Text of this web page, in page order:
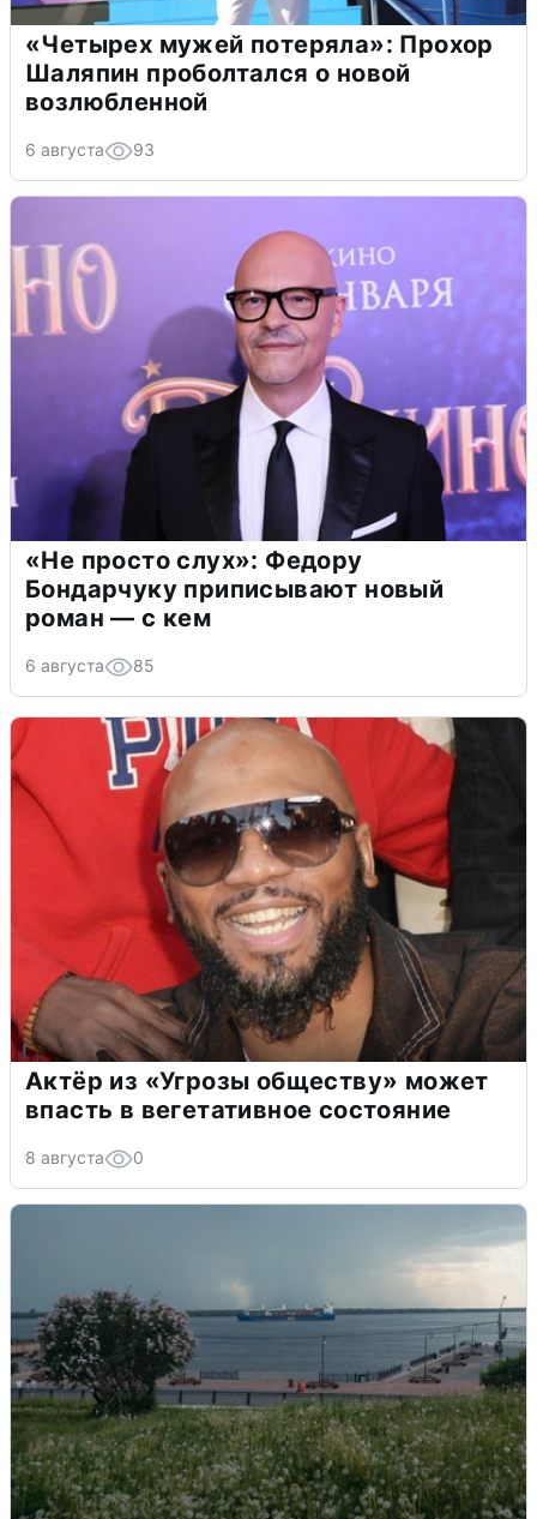
«Четырех мужей потеряла»: Прохор
Шаляпин проболтался о новой
возлюбленной
6 августа 93
«Не просто слух»: Федору
Бондарчуку приписывают новый
роман — с кем
6 августа 85
Актёр из «Угрозы обществу» может
впасть в вегетативное состояние
8 августа 0